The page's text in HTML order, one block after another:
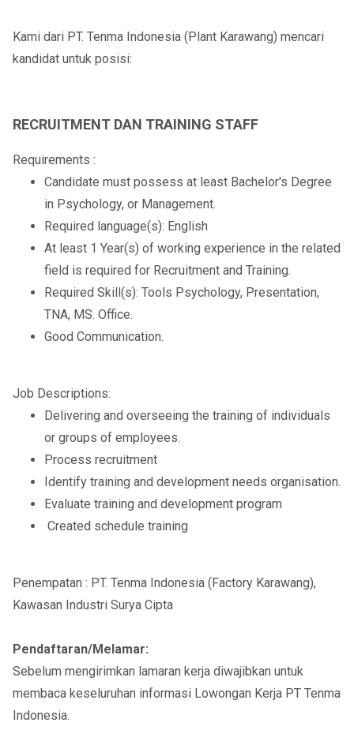
Kami dari PT. Tenma Indonesia (Plant Karawang) mencari
kandidat untuk posisi:
RECRUITMENT DAN TRAINING STAFF
Requirements :
Candidate must possess at least Bachelor's Degree
in Psychology, or Management.
Required language(s): English
At least 1 Year(s) of working experience in the related
field is required for Recruitment and Training.
Required Skill(s): Tools Psychology, Presentation,
TNA, MS. Office.
Good Communication.
Job Descriptions:
Delivering and overseeing the training of individuals
or groups of employees.
Process recruitment
Identify training and development needs organisation.
Evaluate training and development program
Created schedule training
Penempatan : PT. Tenma Indonesia (Factory Karawang),
Kawasan Industri Surya Cipta
Pendaftaran/Melamar:
Sebelum mengirimkan lamaran kerja diwajibkan untuk
membaca keseluruhan informasi Lowongan Kerja PT Tenma
Indonesia.